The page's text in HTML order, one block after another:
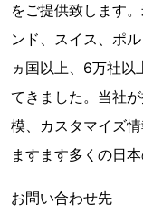
をご提供致します
ンド、スイス、ポ
ヵ国以上、6万社以
てきました。当社
模、カスタマイズ
ますます多くの日
お問い合わせ先